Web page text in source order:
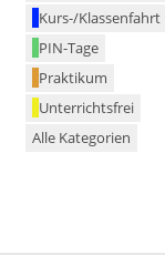
Kurs-/Klassenfahrt
PIN-Tage
Praktikum
Unterrichtsfrei
Alle Kategorien